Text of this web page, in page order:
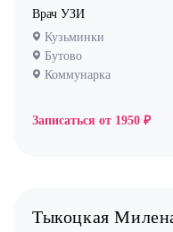
Психолог
Пульмонолог
Стоматолог
Стоматолог ортопед
Врач УЗИ
Кузьминки
Бутово
Коммунарка
Записаться от 1950 ₽
Тыкоцкая